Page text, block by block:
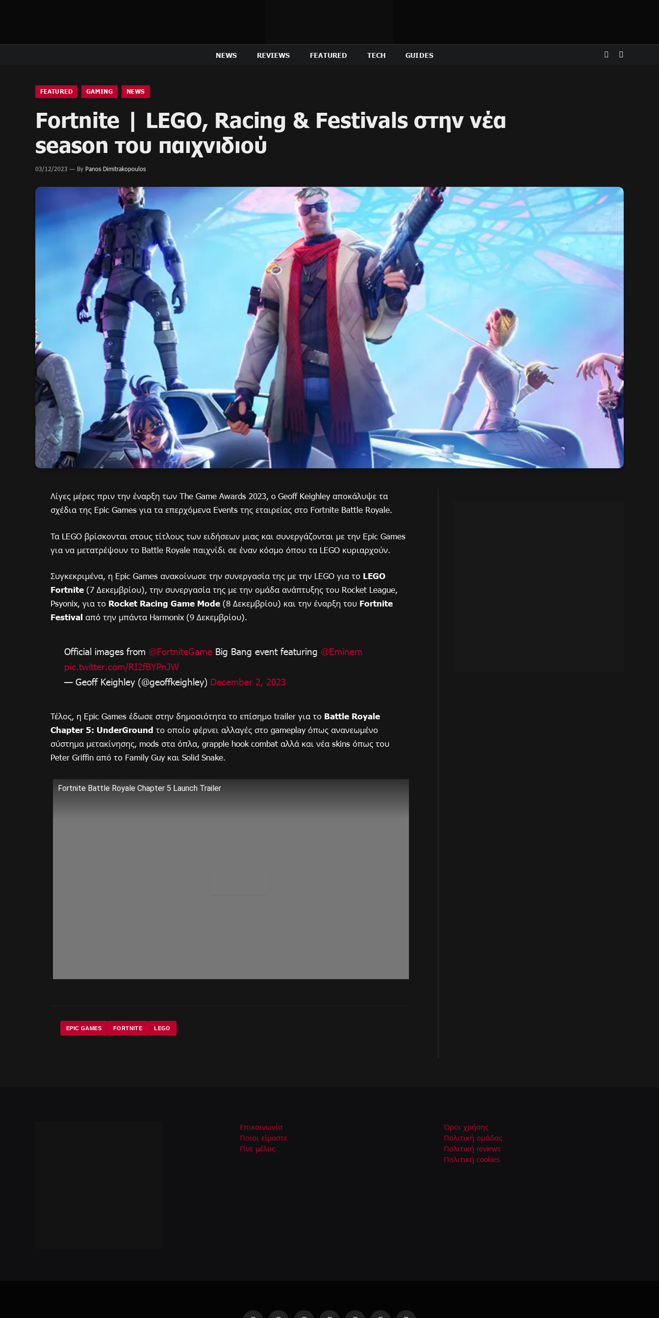
NEWS REVIEWS FEATURED TECH GUIDES
FEATURED GAMING NEWS
Fortnite | LEGO, Racing & Festivals στην νέα
season του παιχνιδιού
03/12/2023 By Panos Dimitrakopoulos
Λίγες μέρες πριν την έναρξη των The Game Awards 2023, o Geoff Keighley αποκάλυψε τα
σχέδια της Epic Games για τα επερχόμενα Events της εταιρείας στο Fortnite Battle Royale.
Τα LEGO βρίσκονται στους τίτλους των ειδήσεων μιας και συνεργάζονται με την Epic Games
για να μετατρέψουν το Battle Royale παιχνίδι σε έναν κόσμο όπου τα LEGO κυριαρχούν.
Συγκεκριμένα, η Epic Games ανακοίνωσε την συνεργασία της με την LEGO για το LEGO
Fortnite (7 Δεκεμβρίου), την συνεργασία της με την ομάδα ανάπτυξης του Rocket League,
Psyonix, για το Rocket Racing Game Mode (8 Δεκεμβρίου) και την έναρξη του Fortnite
Festival από την μπάντα Harmonix (9 Δεκεμβρίου).
Official images from @FortniteGameBig Bang event featuring @Eminem
pic.twitter.com/RI2fBYPnJW
— Geoff Keighley (@geoffkeighley) December 2, 2023
Τέλος, η Epic Games έδωσε στην δημοσιότητα το επίσημο trailer για το Battle Royale
Chapter 5: UnderGround το οποίο φέρνει αλλαγές στο gameplay όπως ανανεωμένο
σύστημα μετακίνησης, mods στα όπλα, grapple hook combat αλλά και νέα skins όπως του
Peter Griffin από το Family Guy και Solid Snake.
Fortnite Battle Royale Chapter 5 Launch Trailer
EPIC GAMES FORTNITE LEGO
Επικοινωνία
Ποιοι είμαστε
Γίνε μέλος
Όροι χρήσης
Πολιτική ομάδας
Πολιτική reviews
Πολιτική cookies